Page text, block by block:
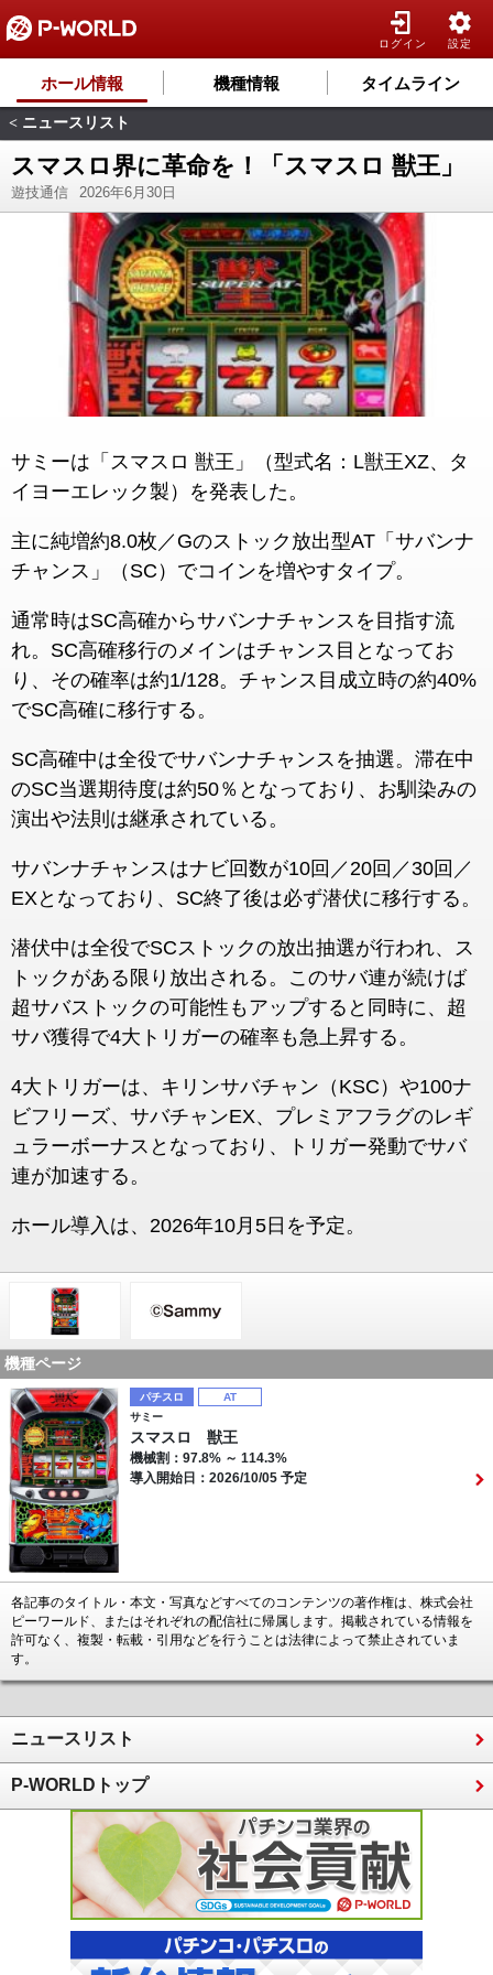
ログイン 設定
ホール情報 機種情報 タイムライン
< ニュースリスト
スマスロ界に革命を！「スマスロ 獣王」
遊技通信 2026年6月30日
サミーは「スマスロ 獣王」（型式名：L獣王XZ、タ
イヨーエレック製）を発表した。
主に純増約8.0枚／Gのストック放出型AT「サバンナ
チャンス」（SC）でコインを増やすタイプ。
通常時はSC高確からサバンナチャンスを目指す流
れ。SC高確移行のメインはチャンス目となってお
り、その確率は約1/128。チャンス目成立時の約40%
でSC高確に移行する。
SC高確中は全役でサバンナチャンスを抽選。滞在中
のSC当選期待度は約50％となっており、お馴染みの
演出や法則は継承されている。
サバンナチャンスはナビ回数が10回／20回／30回／
EXとなっており、SC終了後は必ず潜伏に移行する。
潜伏中は全役でSCストックの放出抽選が行われ、ス
トックがある限り放出される。このサバ連が続けば
超サバストックの可能性もアップすると同時に、超
サバ獲得で4大トリガーの確率も急上昇する。
4大トリガーは、キリンサバチャン（KSC）や100ナ
ビフリーズ、サバチャンEX、プレミアフラグのレギ
ュラーボーナスとなっており、トリガー発動でサバ
連が加速する。
ホール導入は、2026年10月5日を予定。
機種ページ
パチスロ
AT
サミー
スマスロ 獣王
機械割：97.8% ～ 114.3%
導入開始日：2026/10/05 予定
各記事のタイトル・本文・写真などすべてのコンテンツの著作権は、株式会社
ピーワールド、またはそれぞれの配信社に帰属します。掲載されている情報を
許可なく、複製・転載・引用などを行うことは法律によって禁止されていま
す。
ニュースリスト
P-WORLDトップ